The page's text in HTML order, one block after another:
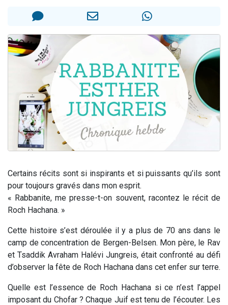
Odaya vient de donner son Maasser
13 personnes viennent de demander une bénédiction
Certains récits sont si inspirants et si puissants qu’ils sont
pour toujours gravés dans mon esprit.
« Rabbanite, me presse-t-on souvent, racontez le récit de
Roch Hachana. »
Cette histoire s’est déroulée il y a plus de 70 ans dans le
camp de concentration de Bergen-Belsen. Mon père, le Rav
et Tsaddik Avraham Halévi Jungreis, était confronté au défi
d’observer la fête de Roch Hachana dans cet enfer sur terre.
Quelle est l’essence de Roch Hachana si ce n’est l’appel
imposant du Chofar? Chaque Juif est tenu de l’écouter. Les